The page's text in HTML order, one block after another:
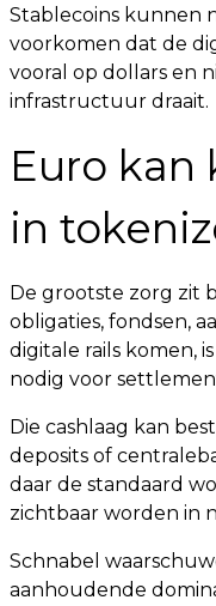
Stablecoins kunnen
voorkomen dat de
vooral op dollars en
infrastructuur draait.
Euro kan
in
De grootste zorg zit
obligaties, fondsen,
digitale rails komen,
nodig voor
Die cashlaag kan
deposits of
daar de standaard
zichtbaar worden in
Schnabel
aanhoudende